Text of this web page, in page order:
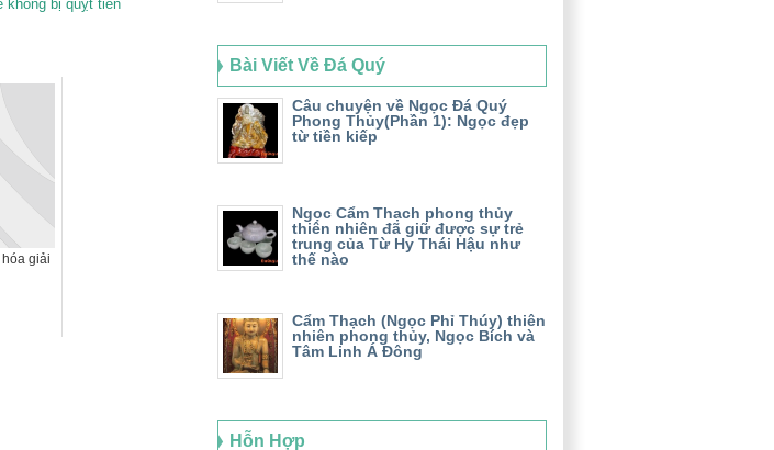
giải
Bài Viết Về Đá Quý
Câu chuyện về Ngọc Đá Quý
Phong Thủy(Phần 1): Ngọc đẹp
từ tiền kiếp
Ngọc Cẩm Thạch phong thủy
thiên nhiên đã giữ được sự trẻ
trung của Từ Hy Thái Hậu như
thế nào
Cẩm Thạch (Ngọc Phỉ Thúy) thiên
nhiên phong thủy, Ngọc Bích và
Tâm Linh Á Đông
Hỗn Hợp